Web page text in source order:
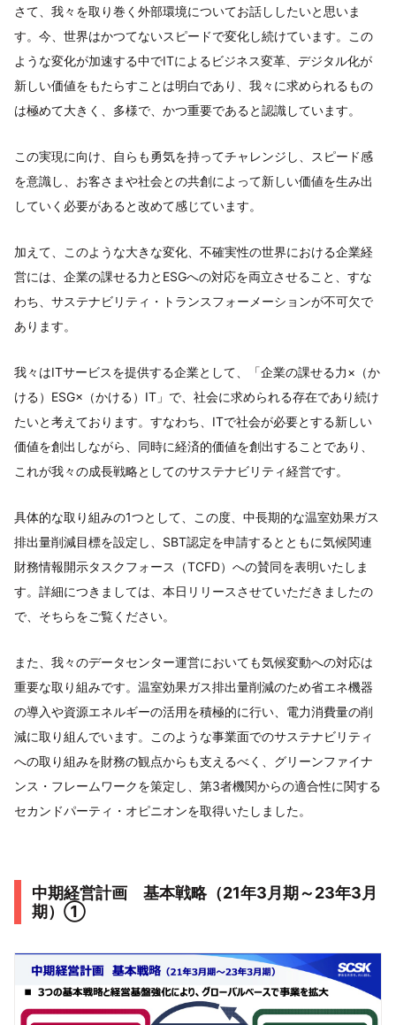
さて、我々を取り巻く外部環境についてお話ししたいと思いま
す。今、世界はかつてないスピードで変化し続けています。この
ような変化が加速する中でITによるビジネス変革、デジタル化が
新しい価値をもたらすことは明白であり、我々に求められるもの
は極めて大きく、多様で、かつ重要であると認識しています。
この実現に向け、自らも勇気を持ってチャレンジし、スピード感
を意識し、お客さまや社会との共創によって新しい価値を生み出
していく必要があると改めて感じています。
加えて、このような大きな変化、不確実性の世界における企業経
営には、企業の課せる力とESGへの対応を両立させること、すな
わち、サステナビリティ・トランスフォーメーションが不可欠で
あります。
我々はITサービスを提供する企業として、「企業の課せる力×（か
ける）ESG×（かける）IT」で、社会に求められる存在であり続け
たいと考えております。すなわち、ITで社会が必要とする新しい
価値を創出しながら、同時に経済的価値を創出することであり、
これが我々の成長戦略としてのサステナビリティ経営です。
具体的な取り組みの1つとして、この度、中長期的な温室効果ガス
排出量削減目標を設定し、SBT認定を申請するとともに気候関連
財務情報開示タスクフォース（TCFD）への賛同を表明いたしま
す。詳細につきましては、本日リリースさせていただきましたの
で、そちらをご覧ください。
また、我々のデータセンター運営においても気候変動への対応は
重要な取り組みです。温室効果ガス排出量削減のため省エネ機器
の導入や資源エネルギーの活用を積極的に行い、電力消費量の削
減に取り組んでいます。このような事業面でのサステナビリティ
への取り組みを財務の観点からも支えるべく、グリーンファイナ
ンス・フレームワークを策定し、第3者機関からの適合性に関する
セカンドパーティ・オピニオンを取得いたしました。
中期経営計画 基本戦略（21年3月期～23年3月
期）①